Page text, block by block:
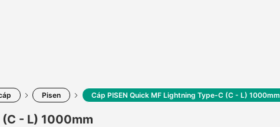
Pisen Cáp PISEN Quick MF Lightning Type-C (C - L) 1000mm
- L) 1000mm